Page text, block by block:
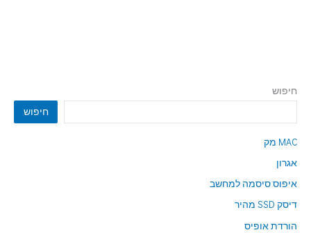
חיפוש
חיפוש
MAC מק
אגרון
איפוס סיסמה למחשב
דיסק SSD מהיר
הורדת אופיס